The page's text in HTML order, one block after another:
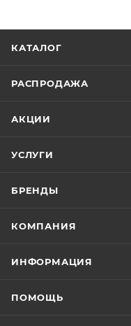
КАТАЛОГ
РАСПРОДАЖА
АКЦИИ
УСЛУГИ
БРЕНДЫ
КОМПАНИЯ
ИНФОРМАЦИЯ
ПОМОЩЬ